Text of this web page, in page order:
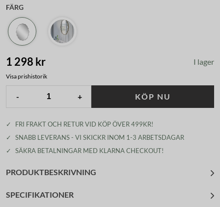
FÄRG
1 298 kr I lager
Visa prishistorik
- + KÖP NU
✓
FRI FRAKT OCH RETUR VID KÖP ÖVER 499KR!
✓
SNABB LEVERANS - VI SKICKR INOM 1-3 ARBETSDAGAR
✓
SÄKRA BETALNINGAR MED KLARNA CHECKOUT!
PRODUKTBESKRIVNING
SPECIFIKATIONER